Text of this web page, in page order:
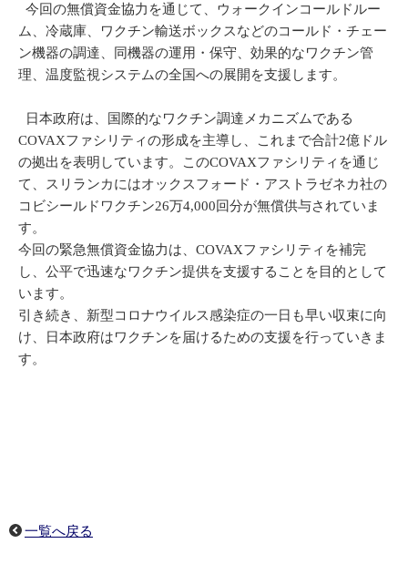
今回の無償資金協力を通じて、ウォークインコールドルー
ム、冷蔵庫、ワクチン輸送ボックスなどのコールド・チェー
ン機器の調達、同機器の運用・保守、効果的なワクチン管
理、温度監視システムの全国への展開を支援します。
日本政府は、国際的なワクチン調達メカニズムである
COVAXファシリティの形成を主導し、これまで合計2億ドル
の拠出を表明しています。このCOVAXファシリティを通じ
て、スリランカにはオックスフォード・アストラゼネカ社の
コビシールドワクチン26万4,000回分が無償供与されていま
す。
今回の緊急無償資金協力は、COVAXファシリティを補完
し、公平で迅速なワクチン提供を支援することを目的として
います。
引き続き、新型コロナウイルス感染症の一日も早い収束に向
け、日本政府はワクチンを届けるための支援を行っていきま
す。
一覧へ戻る